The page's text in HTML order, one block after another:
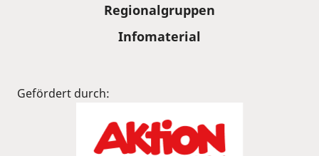
Regionalgruppen
Infomaterial
Gefördert durch: